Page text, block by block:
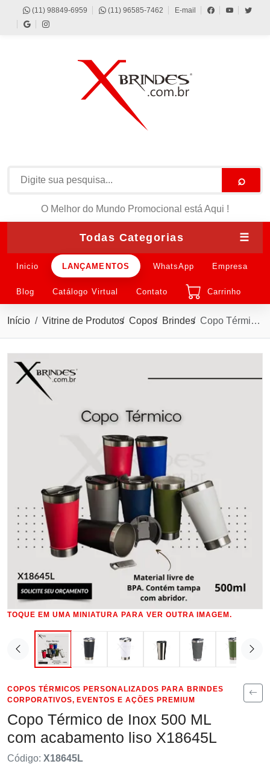
(11) 98849-6959 (11) 96585-7462 E-mail
⌕
O Melhor do Mundo Promocional está Aqui !
Todas Categorias ☰
Inicio LANÇAMENTOS WhatsApp Empresa
Blog Catálogo Virtual Contato Carrinho
Início Vitrine de Produtos Copos Brindes Copo Térmico de Inox 500 ML com acabamento liso X18645L
TOQUE EM UMA MINIATURA PARA VER OUTRA IMAGEM.
COPOS TÉRMICOS PERSONALIZADOS PARA BRINDES
CORPORATIVOS, EVENTOS E AÇÕES PREMIUM
Copo Térmico de Inox 500 ML
com acabamento liso X18645L
Código: X18645L